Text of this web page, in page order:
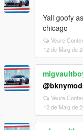
Yall goofy
chicago
Veure
12 de Maig de
Veure
12 de Maig de